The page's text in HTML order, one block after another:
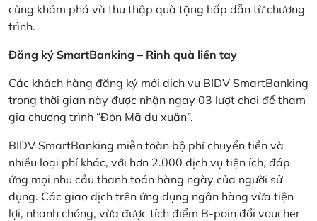
cùng khám phá và thu thập quà tặng hấp dẫn từ chương
trình.
Đăng ký SmartBanking – Rinh quà liền tay
Các khách hàng đăng ký mới dịch vụ BIDV SmartBanking
trong thời gian này được nhận ngay 03 lượt chơi để tham
gia chương trình “Đón Mã du xuân”.
BIDV SmartBanking miễn toàn bộ phí chuyển tiền và
nhiều loại phí khác, với hơn 2.000 dịch vụ tiện ích, đáp
ứng mọi nhu cầu thanh toán hàng ngày của người sử
dụng. Các giao dịch trên ứng dụng ngân hàng vừa tiện
lợi, nhanh chóng, vừa được tích điểm B-poin đổi voucher